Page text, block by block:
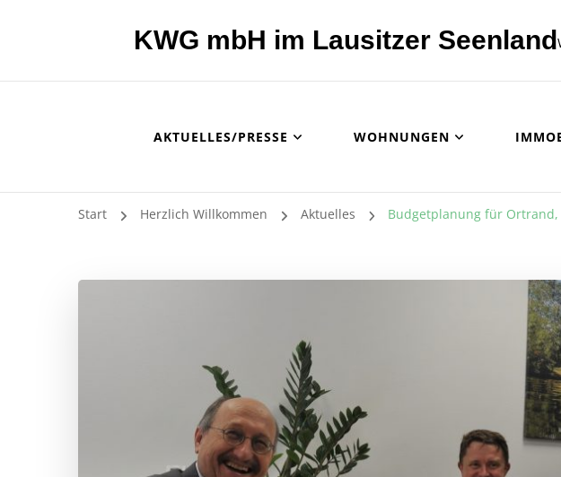
KWG mbH im Lausitzer Seenland
AKTUELLES/PRESSE WOHNUNGEN
Start Herzlich Willkommen Aktuelles Budgetplanung für